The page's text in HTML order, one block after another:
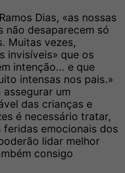
Dias, «as nossas
não desaparecem só
Muitas vezes,
invisíveis» que os
intenção... e que
intensas nos pais.»
assegurar um
das crianças e
é necessário tratar,
emocionais dos
lidar melhor
consigo